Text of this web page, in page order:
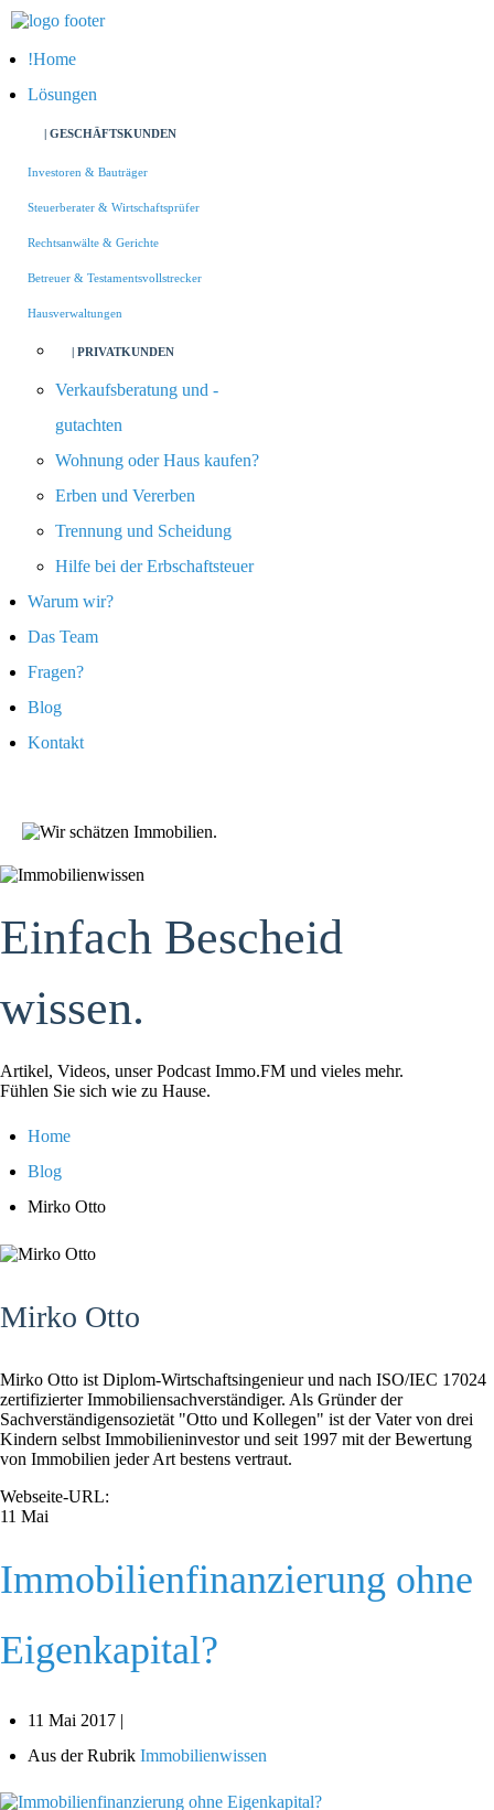
Home
Lösungen
| GESCHÄFTSKUNDEN
Investoren & Bauträger
Steuerberater & Wirtschaftsprüfer
Rechtsanwälte & Gerichte
Betreuer & Testamentsvollstrecker
Hausverwaltungen
| PRIVATKUNDEN
Verkaufsberatung und -
gutachten
Wohnung oder Haus kaufen?
Erben und Vererben
Trennung und Scheidung
Hilfe bei der Erbschaftsteuer
Warum wir?
Das Team
Fragen?
Blog
Kontakt
Einfach Bescheid
wissen.
Artikel, Videos, unser Podcast Immo.FM und vieles mehr.
Fühlen Sie sich wie zu Hause.
Home
Blog
Mirko Otto
Mirko Otto
Mirko Otto ist Diplom-Wirtschaftsingenieur und nach ISO/IEC 17024
zertifizierter Immobiliensachverständiger. Als Gründer der
Sachverständigensozietät "Otto und Kollegen" ist der Vater von drei
Kindern selbst Immobilieninvestor und seit 1997 mit der Bewertung
von Immobilien jeder Art bestens vertraut.
Webseite-URL:
11 Mai
Immobilienfinanzierung ohne
Eigenkapital?
11 Mai 2017 |
Aus der Rubrik Immobilienwissen